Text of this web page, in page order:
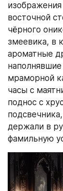
восточной
чёрного
змеевика, в
ароматные
мраморной
часы с
поднос с
держали в
фамильную